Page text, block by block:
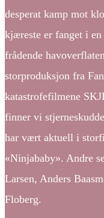
desperat kamp mot
kjæreste er fanget i
frådende
storproduksjon fra
katastrofefilmene
finner vi
har vært aktuell i
«Ninjababy». Andre
Larsen, Anders
Floberg.